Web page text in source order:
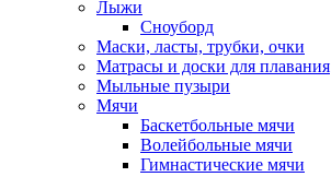
Лыжи
Сноуборд
Маски, ласты, трубки, очки
Матрасы и доски для плавания
Мыльные пузыри
Мячи
Баскетбольные мячи
Волейбольные мячи
Гимнастические мячи